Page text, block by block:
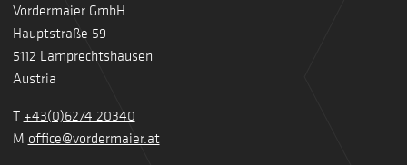
Vordermaier GmbH
Hauptstraße 59
5112 Lamprechtshausen
Austria
T +43(0)6274 20340
M office@vordermaier.at